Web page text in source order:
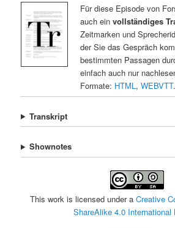
Für diese Episode von
auch ein vollständiges
Zeitmarken und
der Sie das Gespräch
bestimmten Passagen
einfach auch nur
Formate: HTML, WEBVTT.
Transkript
Shownotes
This work is licensed under a Creative
ShareAlike 4.0 International